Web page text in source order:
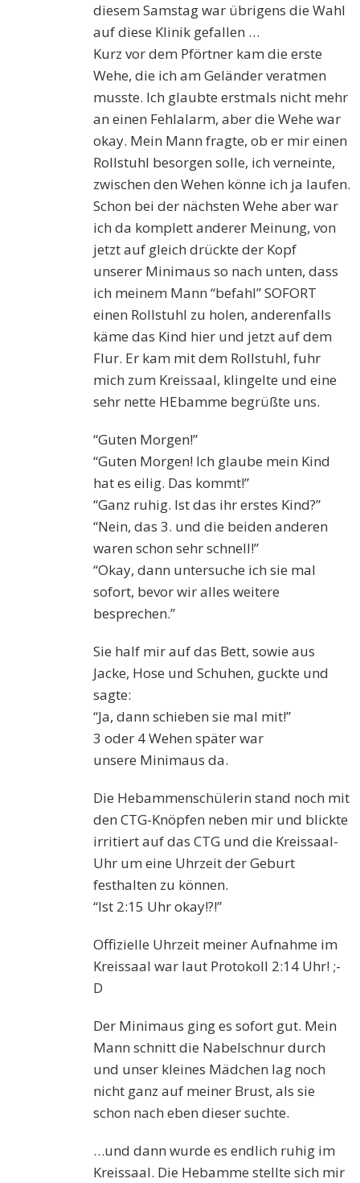
diesem Samstag war übrigens die Wahl
auf diese Klinik gefallen …
Kurz vor dem Pförtner kam die erste
Wehe, die ich am Geländer veratmen
musste. Ich glaubte erstmals nicht mehr
an einen Fehlalarm, aber die Wehe war
okay. Mein Mann fragte, ob er mir einen
Rollstuhl besorgen solle, ich verneinte,
zwischen den Wehen könne ich ja laufen.
Schon bei der nächsten Wehe aber war
ich da komplett anderer Meinung, von
jetzt auf gleich drückte der Kopf
unserer Minimaus so nach unten, dass
ich meinem Mann “befahl” SOFORT
einen Rollstuhl zu holen, anderenfalls
käme das Kind hier und jetzt auf dem
Flur. Er kam mit dem Rollstuhl, fuhr
mich zum Kreissaal, klingelte und eine
sehr nette HEbamme begrüßte uns.
“Guten Morgen!”
“Guten Morgen! Ich glaube mein Kind
hat es eilig. Das kommt!”
“Ganz ruhig. Ist das ihr erstes Kind?”
“Nein, das 3. und die beiden anderen
waren schon sehr schnell!”
“Okay, dann untersuche ich sie mal
sofort, bevor wir alles weitere
besprechen.”
Sie half mir auf das Bett, sowie aus
Jacke, Hose und Schuhen, guckte und
sagte:
“Ja, dann schieben sie mal mit!”
3 oder 4 Wehen später war
unsere Minimaus da.
Die Hebammenschülerin stand noch mit
den CTG-Knöpfen neben mir und blickte
irritiert auf das CTG und die Kreissaal-
Uhr um eine Uhrzeit der Geburt
festhalten zu können.
“Ist 2:15 Uhrokay!?!”
Offizielle Uhrzeit meiner Aufnahme im
Kreissaal war laut Protokoll 2:14 Uhr! ;-
D
Der Minimaus ging es sofort gut. Mein
Mann schnitt die Nabelschnur durch
und unser kleines Mädchen lag noch
nicht ganz auf meiner Brust, als sie
schon nach eben dieser suchte.
…und dann wurde es endlich ruhig im
Kreissaal. Die Hebamme stellte sich mir